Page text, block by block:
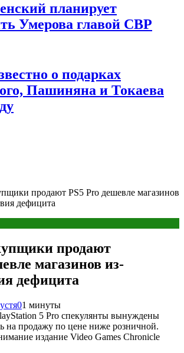
планирует
Умерова главой СВР
о подарках
Пашиняна и Токаева
продают PS5 Pro дешевле магазинов
дефицита
продают
магазинов из-
дефицита
01 минуты
5 Pro спекулянты вынуждены
на продажу по цене ниже розничной.
издание Video Games Chronicle